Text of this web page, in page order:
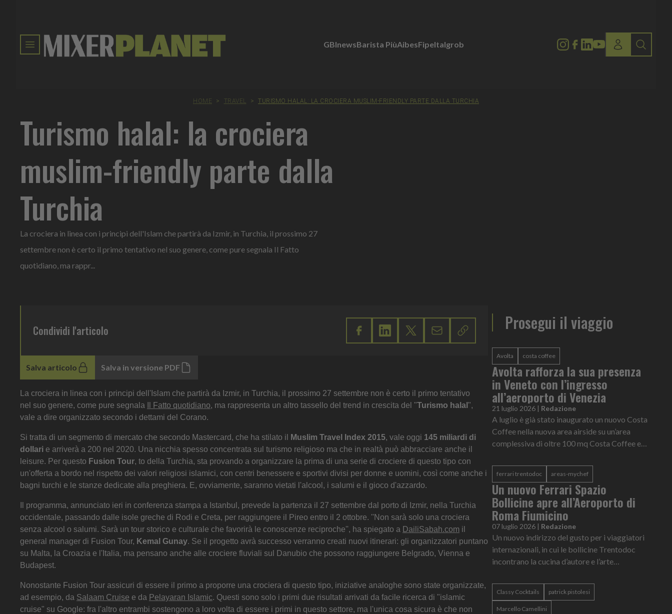
GBInewsBarista PiùAibesFipeItalgrob
HOME > TRAVEL > TURISMO HALAL: LA CROCIERA MUSLIM-FRIENDLY PARTE DALLA TURCHIA
Turismo halal: la crociera
muslim-friendly parte dalla
Turchia
La crociera in linea con i principi dell'Islam che partirà da Izmir, in Turchia, il prossimo 27
settembre non è certo il primo tentativo nel suo genere, come pure segnala Il Fatto
quotidiano, ma rappr...
Condividi l'articolo
Salva articolo Salva in versione PDF
La crociera in linea con i principi dell'Islam che partirà da Izmir, in Turchia, il prossimo 27 settembre non è certo il primo tentativo
nel suo genere, come pure segnala
Il Fatto quotidiano, ma rappresenta un altro tassello del trend in crescita del "Turismo halal ",
vale a dire organizzato secondo i dettami del Corano.
Si tratta di un segmento di mercato che secondo Mastercard, che ha stilato il Muslim Travel Index 2015, vale oggi 145 miliardi di
dollari e arriverà a 200 nel 2020. Una nicchia spesso concentrata sul turismo religioso ma che in realtà può abbracciare anche il
leisure. Per questo Fusion Tour, to della Turchia, sta provando a organizzare la prima di una serie di crociere di questo tipo con
un'offerta a bordo nel rispetto dei valori religiosi islamici, con centri benessere e sportivi divisi per donne e uomini, così come anche i
bagni turchi e le stanze dedicate alla preghiera. E, ovviamente, saranno vietati l'alcool, i salumi e il gioco d'azzardo.
Il programma, annunciato ieri in conferenza stampa a Istanbul, prevede la partenza il 27 settembre dal porto di Izmir, nella Turchia
occidentale, passando dalle isole greche di Rodi e Creta, per raggiungere il Pireo entro il 2 ottobre. ''Non sarà solo una crociera
senza alcool o salumi. Sarà un tour storico e culturale che favorirà le conoscenze reciproche'', ha spiegato a DailiSabah.com il
general manager di Fusion Tour, Kemal Gunay. Se il progetto avrà successo verranno creati nuovi itinerari: gli organizzatori puntano
su Malta, la Croazia e l'Italia, ma pensano anche alle crociere fluviali sul Danubio che possono raggiungere Belgrado, Vienna e
Budapest.
Nonostante Fusion Tour assicuri di essere il primo a proporre una crociera di questo tipo, iniziative analoghe sono state organizzate,
ad esempio, da Salaam Cruise e da Pelayaran Islamic. Questi sono solo i primi due risultati arrivati da facile ricerca di "islamic
cruise" su Google: fra l'altro entrambi sostengono a loro volta di essere i primi in questo settore, ma l'unica cosa sicura è che non
Prosegui il viaggio
Avolta costa coffee
Avolta rafforza la sua presenza
in Veneto con l’ingresso
all’aeroporto di Venezia
21 luglio 2026 | Redazione
A luglio è già stato inaugurato un nuovo Costa
Coffee nella nuova area airside su un’area
complessiva di oltre 100 mq Costa Coffee e
l'aeroporto Marco Polo di Venezia
ferrari trentodoc areas-mychef
Un nuovo Ferrari Spazio
Bollicine apre all’Aeroporto di
Roma Fiumicino
07 luglio 2026 | Redazione
Un nuovo indirizzo del gusto per i viaggiatori
internazionali, in cui le bollicine Trentodoc
incontrano la cucina d’autore e l’arte
Classy Cocktails patrick pistolesi
Marcello Camellini